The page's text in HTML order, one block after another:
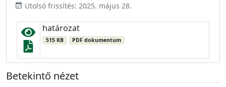
event_available Utolsó frissítés: 2025. május 28.
határozat
515 KB PDF dokumentum
Betekintő nézet